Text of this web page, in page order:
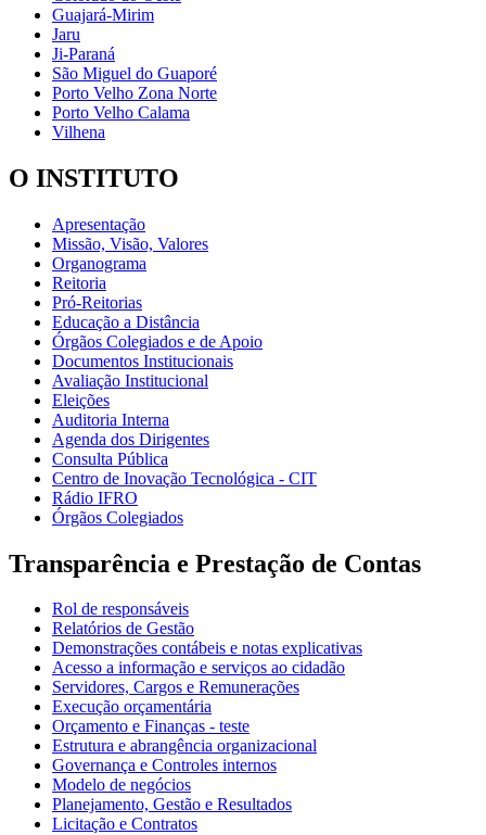
Guajará-Mirim
Jaru
Ji-Paraná
São Miguel do Guaporé
Porto Velho Zona Norte
Porto Velho Calama
Vilhena
O INSTITUTO
Apresentação
Missão, Visão, Valores
Organograma
Reitoria
Pró-Reitorias
Educação a Distância
Órgãos Colegiados e de Apoio
Documentos Institucionais
Avaliação Institucional
Eleições
Auditoria Interna
Agenda dos Dirigentes
Consulta Pública
Centro de Inovação Tecnológica - CIT
Rádio IFRO
Órgãos Colegiados
Transparência e Prestação de Contas
Rol de responsáveis
Relatórios de Gestão
Demonstrações contábeis e notas explicativas
Acesso a informação e serviços ao cidadão
Servidores, Cargos e Remunerações
Execução orçamentária
Orçamento e Finanças - teste
Estrutura e abrangência organizacional
Governança e Controles internos
Modelo de negócios
Planejamento, Gestão e Resultados
Licitação e Contratos